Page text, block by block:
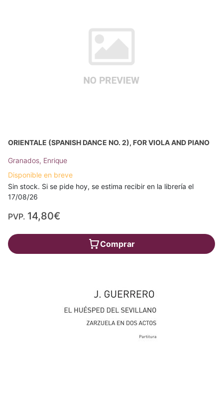
ORIENTALE (SPANISH DANCE NO. 2), FOR VIOLA AND PIANO
Granados, Enrique
Disponible en breve
Sin stock. Si se pide hoy, se estima recibir en la librería el
17/08/26
PVP. 14,80€
Comprar